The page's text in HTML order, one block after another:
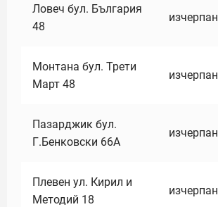
Ловеч бул. България
48
изчерпан
Монтана бул. Трети
Март 48
изчерпан
Пазарджик бул.
Г.Бенковски 66А
изчерпан
Плевен ул. Кирил и
Методий 18
изчерпан